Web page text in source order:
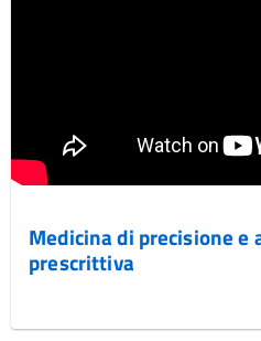
Medicina di precisione e
prescrittiva